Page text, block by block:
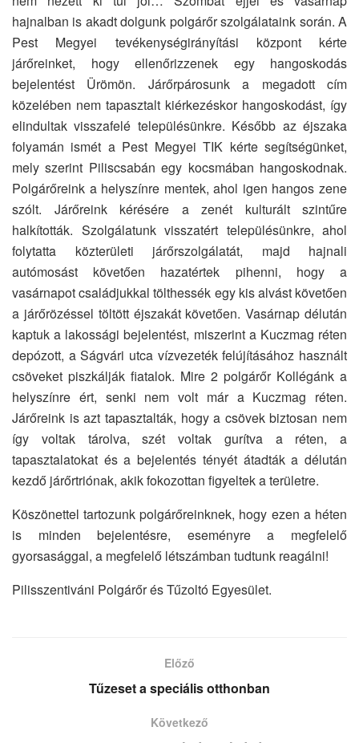
hajnalban is akadt dolgunk polgárőr szolgálataink során. A
Pest Megyei tevékenységirányítási központ kérte
járőreinket, hogy ellenőrizzenek egy hangoskodás
bejelentést Ürömön. Járőrpárosunk a megadott cím
közelében nem tapasztalt kiérkezéskor hangoskodást, így
elindultak visszafelé településünkre. Később az éjszaka
folyamán ismét a Pest Megyei TIK kérte segítségünket,
mely szerint Piliscsabán egy kocsmában hangoskodnak.
Polgárőreink a helyszínre mentek, ahol igen hangos zene
szólt. Járőreink kérésére a zenét kulturált szintűre
halkították. Szolgálatunk visszatért településünkre, ahol
folytatta közterületi járőrszolgálatát, majd hajnali
autómosást követően hazatértek pihenni, hogy a
vasárnapot családjukkal tölthessék egy kis alvást követően
a járőrözéssel töltött éjszakát követően. Vasárnap délután
kaptuk a lakossági bejelentést, miszerint a Kuczmag réten
depózott, a Ságvári utca vízvezeték felújításához használt
csöveket piszkálják fiatalok. Mire 2 polgárőr Kollégánk a
helyszínre ért, senki nem volt már a Kuczmag réten.
Járőreink is azt tapasztalták, hogy a csövek biztosan nem
így voltak tárolva, szét voltak gurítva a réten, a
tapasztalatokat és a bejelentés tényét átadták a délután
kezdő járőrtriónak, akik fokozottan figyeltek a területre.
Köszönettel tartozunk polgárőreinknek, hogy ezen a héten
is minden bejelentésre, eseményre a megfelelő
gyorsasággal, a megfelelő létszámban tudtunk reagálni!
Pilisszentiváni Polgárőr és Tűzoltó Egyesület.
Előző
Tűzeset a speciális otthonban
Következő